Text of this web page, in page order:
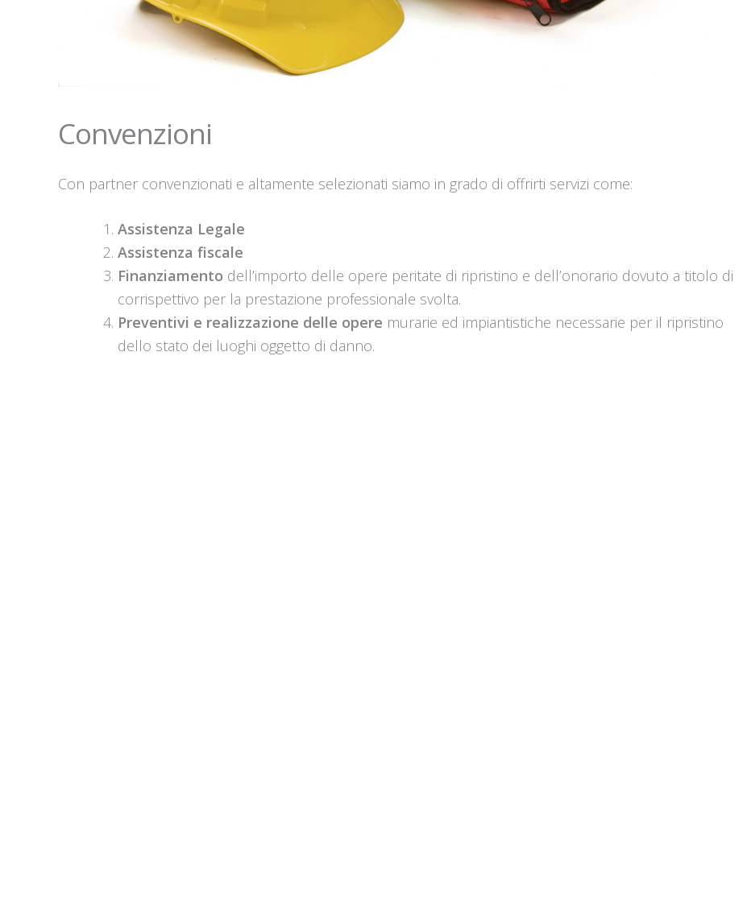
Convenzioni
Con partner convenzionati e altamente selezionati siamo in grado di offrirti servizi come:
Assistenza Legale
Assistenza fiscale
Finanziamento dell’importo delle opere peritate di ripristino e dell’onorario dovuto a titolo di
corrispettivo per la prestazione professionale svolta.
Preventivi e realizzazione delle opere murarie ed impiantistiche necessarie per il ripristino
dello stato dei luoghi oggetto di danno.